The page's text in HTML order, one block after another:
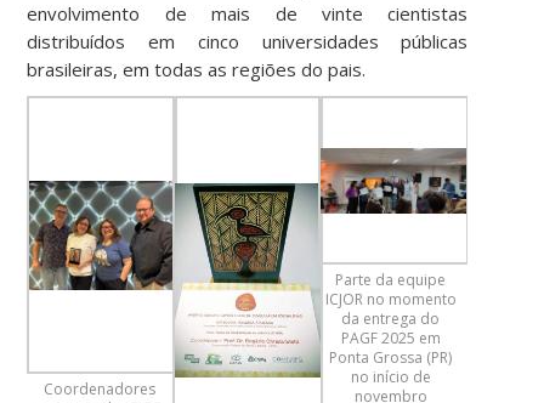
envolvimento de mais de vinte cientistas
distribuídos em cinco universidades públicas
brasileiras, em todas as regiões do pais.
Coordenadores
Parte da equipe
ICJOR no momento
da entrega do
PAGF 2025 em
Ponta Grossa (PR)
no início de
novembro